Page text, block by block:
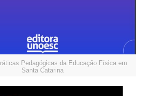
Pedagógicas da Educação Física em
Santa Catarina